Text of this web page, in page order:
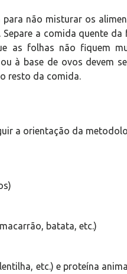
não misturar os
a comida quente da
as folhas não fiquem
à base de ovos devem
resto da comida.
a orientação da
batata, etc.)
etc.) e proteína